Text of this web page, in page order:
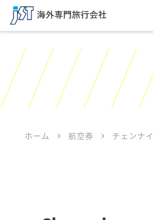
ホーム 航空券 チェンナイ